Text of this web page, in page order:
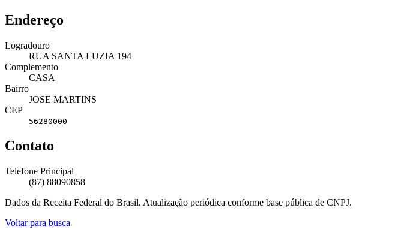
Endereço
Logradouro
RUA SANTA LUZIA 194
Complemento
CASA
Bairro
JOSE MARTINS
CEP
56280000
Contato
Telefone Principal
(87) 88090858
Dados da Receita Federal do Brasil. Atualização periódica conforme base pública de CNPJ.
Voltar para busca